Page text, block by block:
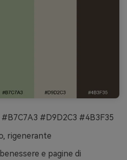
#D9D2C3 #4B3F35
rigenerante
e pagine di